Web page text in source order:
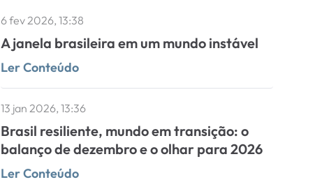
6 fev 2026, 13:38
A janela brasileira em um mundo instável
Ler Conteúdo
13 jan 2026, 13:36
Brasil resiliente, mundo em transição: o
balanço de dezembro e o olhar para 2026
Ler Conteúdo